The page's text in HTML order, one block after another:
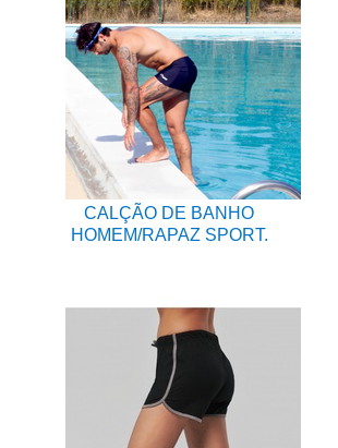
CALÇÃO DE BANHO
HOMEM/RAPAZ SPORT.